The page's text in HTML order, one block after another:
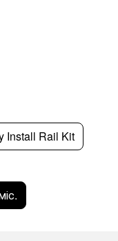
Install Rail Kit